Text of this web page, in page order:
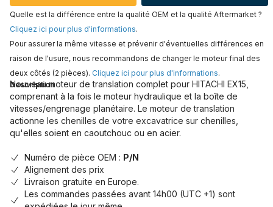
Quelle est la différence entre la qualité OEM et la qualité Aftermarket ?
Cliquez ici pour plus d'informations.
Pour assurer la même vitesse et prévenir d'éventuelles différences en
raison de l'usure, nous recommandons de changer le moteur final des
deux côtés (2 pièces). Cliquez ici pour plus d'informations.
Description
Nouveau moteur de translation complet pour HITACHI EX15,
comprenant à la fois le moteur hydraulique et la boîte de
vitesses/engrenage planétaire. Le moteur de translation
actionne les chenilles de votre excavatrice sur chenilles,
qu'elles soient en caoutchouc ou en acier.
Numéro de pièce OEM : P/N
Alignement des prix
Livraison gratuite en Europe.
Les commandes passées avant 14h00 (UTC +1) sont